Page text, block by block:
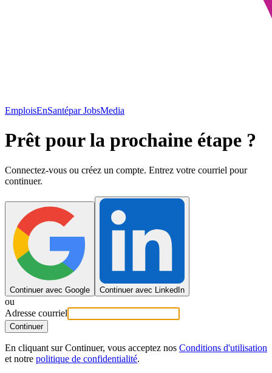
EmploisEnSantépar JobsMedia
Prêt pour la prochaine étape ?
Connectez-vous ou créez un compte. Entrez votre courriel pour
continuer.
Continuer avec Google Continuer avec LinkedIn
ou
Adresse courriel
Continuer
En cliquant sur Continuer, vous acceptez nos Conditions d'utilisation
et notre politique de confidentialité.